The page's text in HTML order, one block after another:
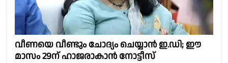
വീണയെ വീണ്ടും ചോദ്യം ചെയ്യാൻ ഇ.ഡി; ഈ
മാസം 29ന് ഹാജരാകാൻ നോട്ടീസ്